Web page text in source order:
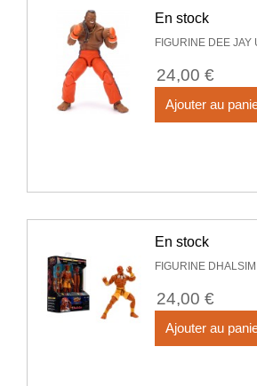
En stock
FIGURINE DEE JAY
24,00 €
Ajouter au
En stock
FIGURINE
24,00 €
Ajouter au